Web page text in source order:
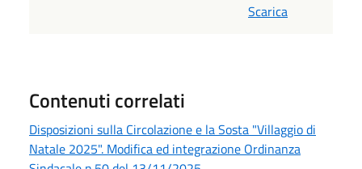
Scarica
Contenuti correlati
Disposizioni sulla Circolazione e la Sosta "Villaggio di
Natale 2025". Modifica ed integrazione Ordinanza